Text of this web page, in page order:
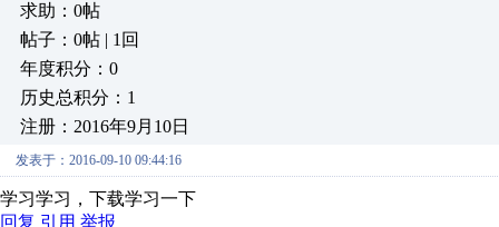
求助：0帖
帖子：0帖 | 1回
年度积分：0
历史总积分：1
注册：2016年9月10日
发表于：2016-09-10 09:44:16
学习学习，下载学习一下
回复 引用 举报